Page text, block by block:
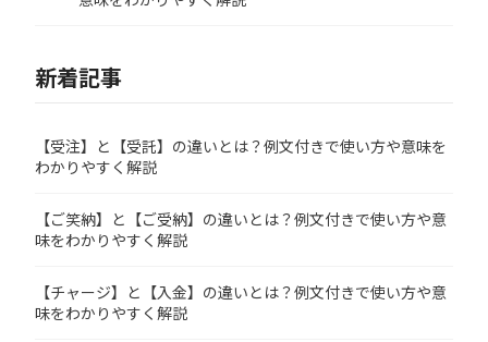
新着記事
【受注】と【受託】の違いとは？例文付きで使い方や意味を
わかりやすく解説
【ご笑納】と【ご受納】の違いとは？例文付きで使い方や意
味をわかりやすく解説
【チャージ】と【入金】の違いとは？例文付きで使い方や意
味をわかりやすく解説